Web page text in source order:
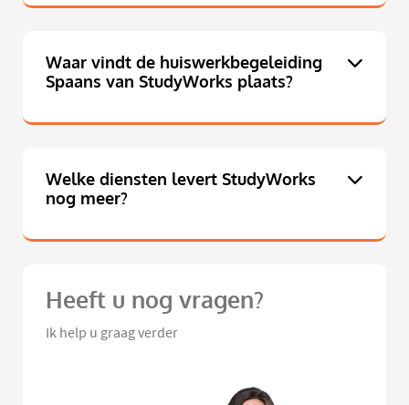
Waar vindt de huiswerkbegeleiding
Spaans van StudyWorks plaats?
Welke diensten levert StudyWorks
nog meer?
Heeft u nog vragen?
Ik help u graag verder